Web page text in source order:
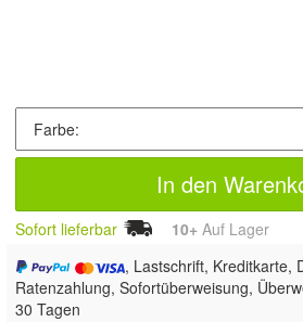
In den
Sofort lieferbar 10+ Auf Lager
, Lastschrift, Kreditkarte,
Ratenzahlung, Sofortüberweisung,
30 Tagen